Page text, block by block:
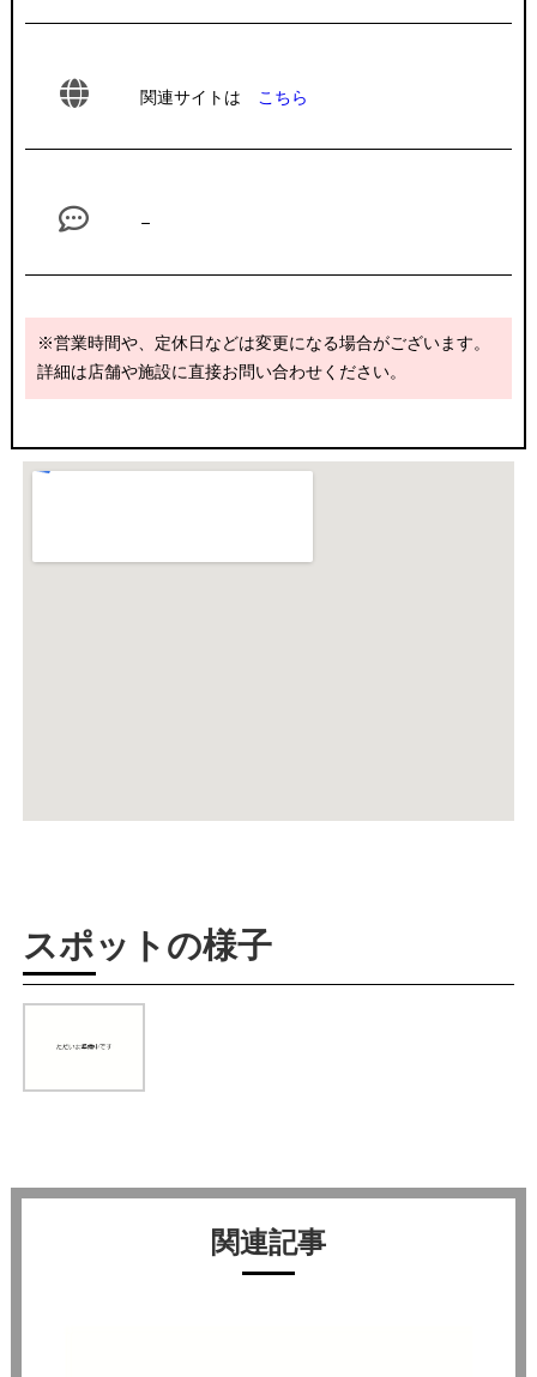
関連サイトは こちら
–
※営業時間や、定休日などは変更になる場合がございます。
詳細は店舗や施設に直接お問い合わせください。
スポットの様子
関連記事